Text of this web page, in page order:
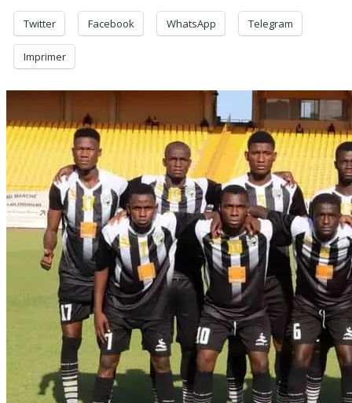
Twitter Facebook WhatsApp Telegram
Imprimer